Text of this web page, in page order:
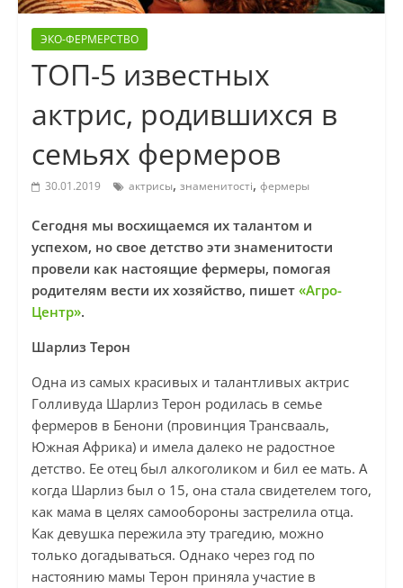
ЭКО-ФЕРМЕРСТВО
ТОП-5 известных
актрис, родившихся в
семьях фермеров
30.01.2019 актрисы, знаменитості, фермеры
Сегодня мы восхищаемся их талантом и
успехом, но свое детство эти знаменитости
провели как настоящие фермеры, помогая
родителям вести их хозяйство, пишет «Агро-
Центр».
Шарлиз Терон
Одна из самых красивых и талантливых актрис
Голливуда Шарлиз Терон родилась в семье
фермеров в Бенони (провинция Трансвааль,
Южная Африка) и имела далеко не радостное
детство. Ее отец был алкоголиком и бил ее мать. А
когда Шарлиз был о 15, она стала свидетелем того,
как мама в целях самообороны застрелила отца.
Как девушка пережила эту трагедию, можно
только догадываться. Однако через год по
настоянию мамы Терон приняла участие в